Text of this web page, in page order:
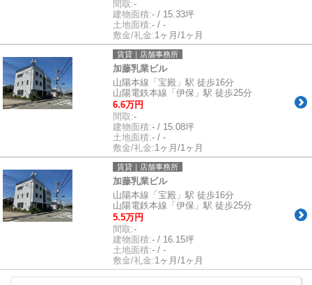
間取:-
建物面積:- / 15.33坪
土地面積:- / -
敷金/礼金:1ヶ月/1ヶ月
賃貸｜店舗事務所
加藤乳業ビル
山陽本線「宝殿」駅 徒歩16分
山陽電鉄本線「伊保」駅 徒歩25分
6.6万円
間取:-
建物面積:- / 15.08坪
土地面積:- / -
敷金/礼金:1ヶ月/1ヶ月
賃貸｜店舗事務所
加藤乳業ビル
山陽本線「宝殿」駅 徒歩16分
山陽電鉄本線「伊保」駅 徒歩25分
5.5万円
間取:-
建物面積:- / 16.15坪
土地面積:- / -
敷金/礼金:1ヶ月/1ヶ月